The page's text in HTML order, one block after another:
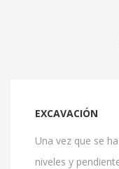
EXCAVACIÓN
Una vez que se
niveles y